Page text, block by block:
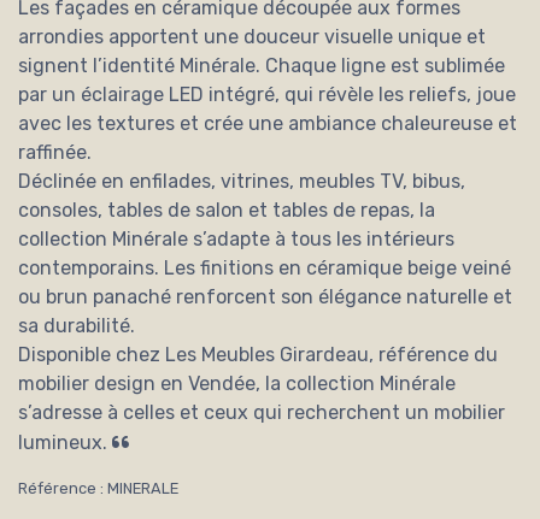
Les façades en céramique découpée aux formes
arrondies apportent une douceur visuelle unique et
signent l’identité Minérale. Chaque ligne est sublimée
par un éclairage LED intégré, qui révèle les reliefs, joue
avec les textures et crée une ambiance chaleureuse et
raffinée.
Déclinée en enfilades, vitrines, meubles TV, bibus,
consoles, tables de salon et tables de repas, la
collection Minérale s’adapte à tous les intérieurs
contemporains. Les finitions en céramique beige veiné
ou brun panaché renforcent son élégance naturelle et
sa durabilité.
Disponible chez Les Meubles Girardeau, référence du
mobilier design en Vendée, la collection Minérale
s’adresse à celles et ceux qui recherchent un mobilier
lumineux.
Référence : MINERALE